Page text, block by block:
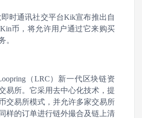
时通讯社交平台Kik宣布推出自
币，将允许用户通过它来购买
。
（LRC）新一代区块链资
易所。它采用去中心化技术，提
交易所模式，并允许多家交易所
样的订单进行链外撮合及链上清